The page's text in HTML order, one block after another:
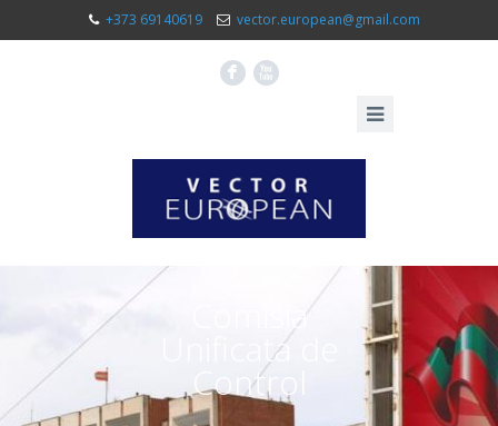
+373 69140619 vector.european@gmail.com
F X
Comisia
Unificata de
Control